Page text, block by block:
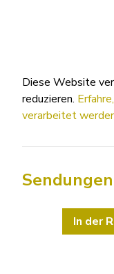
Diese Website
reduzieren.
verarbeitet
In der